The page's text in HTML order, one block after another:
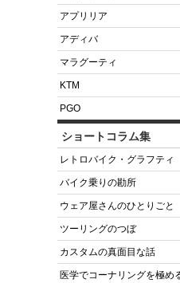
アプリリア
アディバ
マラグーティ
KTM
PGO
ショートコラム集
レトロバイク・グラフティ
バイク乗りの勘所
ウェア屋さんのひとりごと
ツーリングのつぼ
カスタムの真面目な話
医学でコーナリングを極め